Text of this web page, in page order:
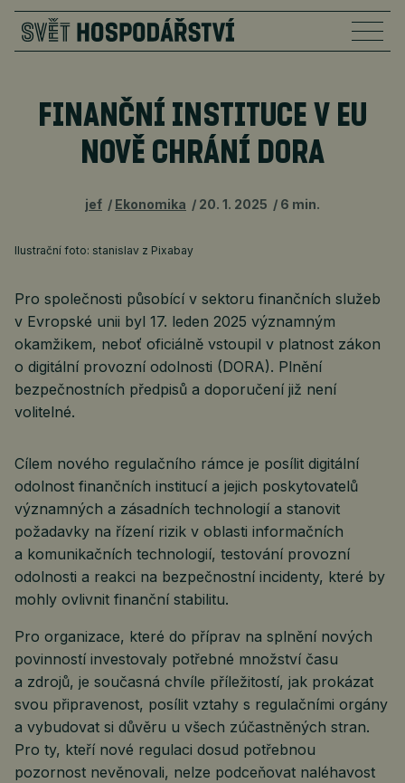
FINANČNÍ INSTITUCE V EU
NOVĚ CHRÁNÍ DORA
jef Ekonomika 20. 1. 2025 6 min.
Ilustrační foto: stanislav z Pixabay
Pro společnosti působící v sektoru finančních služeb
v Evropské unii byl 17. leden 2025 významným
okamžikem, neboť oficiálně vstoupil v platnost zákon
o digitální provozní odolnosti (DORA). Plnění
bezpečnostních předpisů a doporučení již není
volitelné.
Cílem nového regulačního rámce je posílit digitální
odolnost finančních institucí a jejich poskytovatelů
významných a zásadních technologií a stanovit
požadavky na řízení rizik v oblasti informačních
a komunikačních technologií, testování provozní
odolnosti a reakci na bezpečnostní incidenty, které by
mohly ovlivnit finanční stabilitu.
Pro organizace, které do příprav na splnění nových
povinností investovaly potřebné množství času
a zdrojů, je současná chvíle příležitostí, jak prokázat
svou připravenost, posílit vztahy s regulačními orgány
a vybudovat si důvěru u všech zúčastněných stran.
Pro ty, kteří nové regulaci dosud potřebnou
pozornost nevěnovali, nelze podceňovat naléhavost